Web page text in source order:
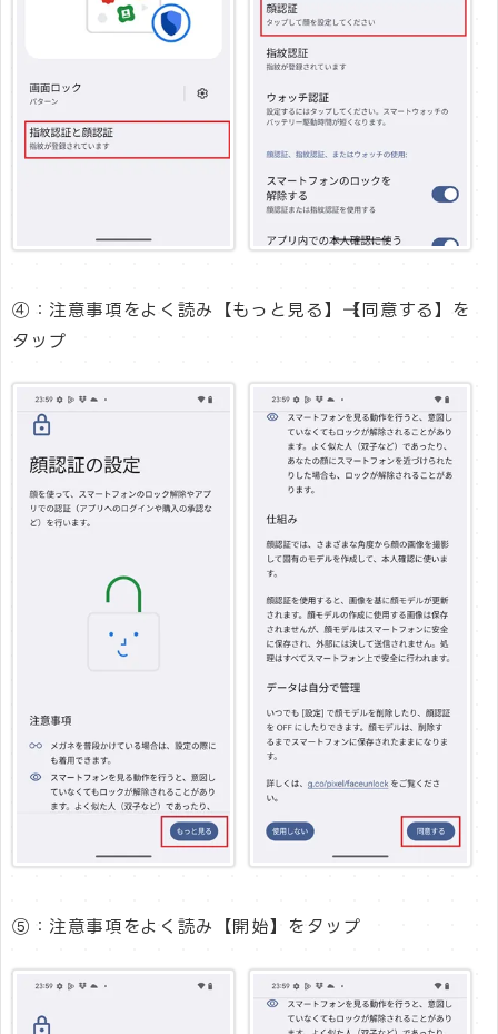
④：注意事項をよく読み【もっと見る】→【同意する】を
タップ
⑤：注意事項をよく読み【開始】をタップ